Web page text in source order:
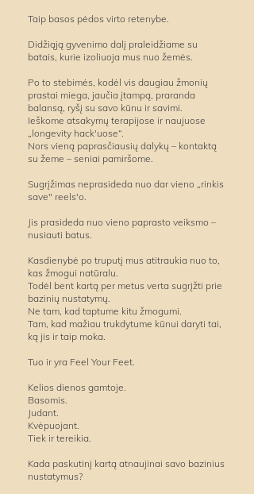
Taip basos pėdos virto retenybe.
Didžiąją gyvenimo dalį praleidžiame su
batais, kurie izoliuoja mus nuo žemės.
Po to stebimės, kodėl vis daugiau žmonių
prastai miega, jaučia įtampą, praranda
balansą, ryšį su savo kūnu ir savimi.
Ieškome atsakymų terapijose ir naujuose
„longevity hack'uose“.
Nors vieną paprasčiausių dalykų – kontaktą
su žeme – seniai pamiršome.
Sugrįžimas neprasideda nuo dar vieno „rinkis
save" reels'o.
Jis prasideda nuo vieno paprasto veiksmo –
nusiauti batus.
Kasdienybė po truputį mus atitraukia nuo to,
kas žmogui natūralu.
Todėl bent kartą per metus verta sugrįžti prie
bazinių nustatymų.
Ne tam, kad taptume kitu žmogumi.
Tam, kad mažiau trukdytume kūnui daryti tai,
ką jis ir taip moka.
Tuo ir yra Feel Your Feet.
Kelios dienos gamtoje.
Basomis.
Judant.
Kvėpuojant.
Tiek ir tereikia.
Kada paskutinį kartą atnaujinai savo bazinius
nustatymus?